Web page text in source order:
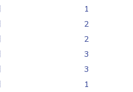
1
2
2
3
3
1